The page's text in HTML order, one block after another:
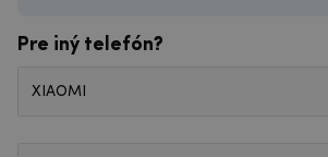
Pre iný telefón?
XIAOMI